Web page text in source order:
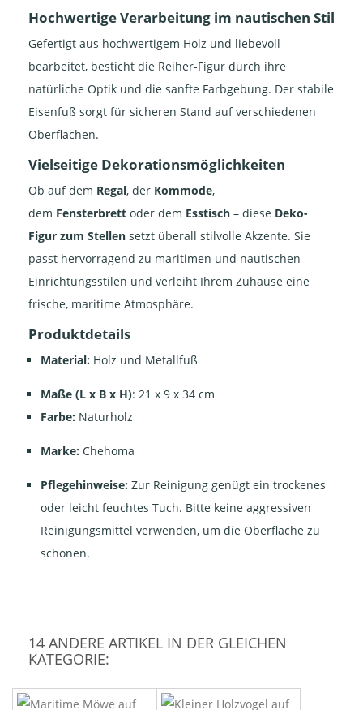
Hochwertige Verarbeitung im nautischen Stil
Gefertigt aus hochwertigem Holz und liebevoll
bearbeitet, besticht die Reiher-Figur durch ihre
natürliche Optik und die sanfte Farbgebung. Der stabile
Eisenfuß sorgt für sicheren Stand auf verschiedenen
Oberflächen.
Vielseitige Dekorationsmöglichkeiten
Ob auf dem Regal, der Kommode,
dem Fensterbrett oder dem Esstisch – diese Deko-
Figur zum Stellen setzt überall stilvolle Akzente. Sie
passt hervorragend zu maritimen und nautischen
Einrichtungsstilen und verleiht Ihrem Zuhause eine
frische, maritime Atmosphäre.
Produktdetails
Material: Holz und Metallfuß
Maße (L x B x H): 21 x 9 x 34 cm
Farbe: Naturholz
Marke: Chehoma
Pflegehinweise: Zur Reinigung genügt ein trockenes
oder leicht feuchtes Tuch. Bitte keine aggressiven
Reinigungsmittel verwenden, um die Oberfläche zu
schonen.
14 ANDERE ARTIKEL IN DER GLEICHEN
KATEGORIE: